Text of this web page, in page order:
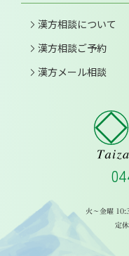
漢方相談について
漢方相談ご予約
漢方メール相談
火～金曜
定